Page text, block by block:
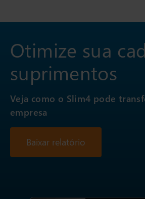
Otimize sua
suprimentos
Veja como o Slim4 pode
empresa
Baixar relatório